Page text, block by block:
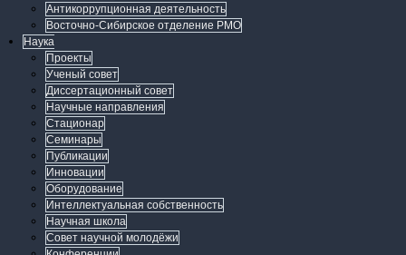
Антикоррупционная деятельность
Восточно-Сибирское отделение РМО
Наука
Проекты
Ученый совет
Диссертационный совет
Научные направления
Стационар
Семинары
Публикации
Инновации
Оборудование
Интеллектуальная собственность
Научная школа
Совет научной молодёжи